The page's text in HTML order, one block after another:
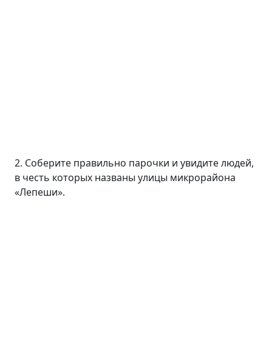
2. Соберите правильно парочки и увидите людей,
в честь которых названы улицы микрорайона
«Лепеши».